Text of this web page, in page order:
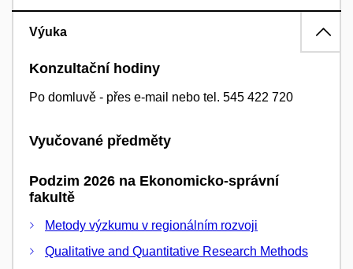
Výuka
Konzultační hodiny
Po domluvě - přes e-mail nebo tel. 545 422 720
Vyučované předměty
Podzim 2026 na Ekonomicko-správní
fakultě
Metody výzkumu v regionálním rozvoji
Qualitative and Quantitative Research Methods